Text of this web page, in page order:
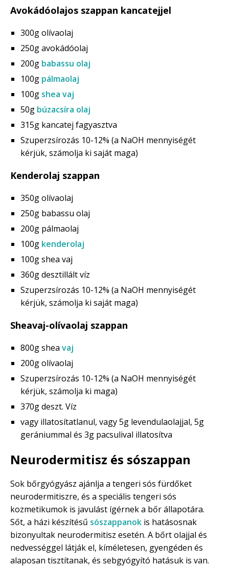
Avokádóolajos szappan kancatejjel
300g olívaolaj
250g avokádóolaj
200g babassu olaj
100g pálmaolaj
100g shea vaj
50g búzacsíra olaj
315g kancatej fagyasztva
Szuperzsírozás 10-12% (a NaOH mennyiségét
kérjük, számolja ki saját maga)
Kenderolaj szappan
350g olívaolaj
250g babassu olaj
200g pálmaolaj
100g kenderolaj
100g shea vaj
360g desztillált víz
Szuperzsírozás 10-12% (a NaOH mennyiségét
kérjük, számolja ki saját maga)
Sheavaj-olívaolaj szappan
800g shea vaj
200g olívaolaj
Szuperzsírozás 10-12% (a NaOH mennyiségét
kérjük, számolja ki maga)
370g deszt. Víz
vagy illatosítatlanul, vagy 5g levendulaolajjal, 5g
gerániummal és 3g pacsulival illatosítva
Neurodermitisz és sószappan
Sok bőrgyógyász ajánlja a tengeri sós fürdőket
neurodermitiszre, és a speciális tengeri sós
kozmetikumok is javulást ígérnek a bőr állapotára.
Sőt, a házi készítésű sószappanok is hatásosnak
bizonyultak neurodermitisz esetén. A bőrt olajjal és
nedvességgel látják el, kíméletesen, gyengéden és
alaposan tisztítanak, és sebgyógyító hatásuk is van.